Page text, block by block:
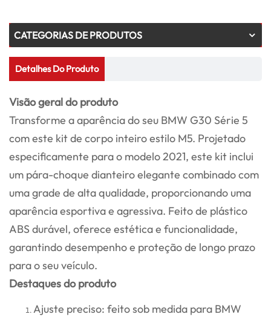
CATEGORIAS DE PRODUTOS
Detalhes Do Produto
Visão geral do produto
Transforme a aparência do seu BMW G30 Série 5
com este kit de corpo inteiro estilo M5. Projetado
especificamente para o modelo 2021, este kit inclui
um pára-choque dianteiro elegante combinado com
uma grade de alta qualidade, proporcionando uma
aparência esportiva e agressiva. Feito de plástico
ABS durável, oferece estética e funcionalidade,
garantindo desempenho e proteção de longo prazo
para o seu veículo.
Destaques do produto
Ajuste preciso: feito sob medida para BMW